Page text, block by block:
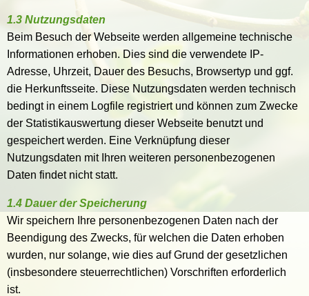
1.3 Nutzungsdaten
Beim Besuch der Webseite werden allgemeine technische
Informationen erhoben. Dies sind die verwendete IP-
Adresse, Uhrzeit, Dauer des Besuchs, Browsertyp und ggf.
die Herkunftsseite. Diese Nutzungsdaten werden technisch
bedingt in einem Logfile registriert und können zum Zwecke
der Statistikauswertung dieser Webseite benutzt und
gespeichert werden. Eine Verknüpfung dieser
Nutzungsdaten mit Ihren weiteren personenbezogenen
Daten findet nicht statt.
1.4 Dauer der Speicherung
Wir speichern Ihre personenbezogenen Daten nach der
Beendigung des Zwecks, für welchen die Daten erhoben
wurden, nur solange, wie dies auf Grund der gesetzlichen
(insbesondere steuerrechtlichen) Vorschriften erforderlich
ist.